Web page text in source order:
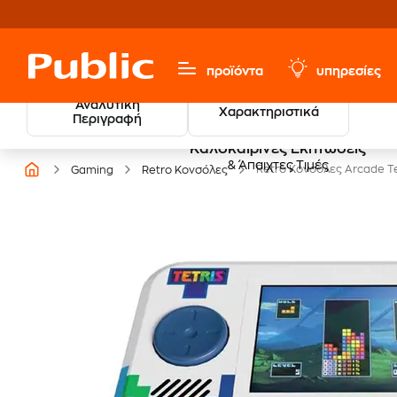
προϊόντα υπηρεσίες
Αναλυτική
Περιγραφή
Χαρακτηριστικά
Καλοκαιρινές Εκπτώσεις
& Άπαιχτες Τιμές
Gaming Retro Κονσόλες Retro Κονσόλες Arcade